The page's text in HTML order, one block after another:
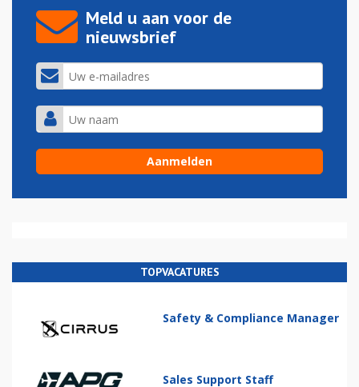
Meld u aan voor de
nieuwsbrief
TOPVACATURES
Safety & Compliance Manager
Sales Support Staff